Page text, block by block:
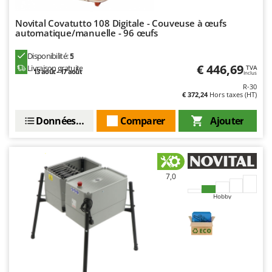
Ribimex
Ripartrak
Ritter
Rossofuoco
Royal Food
Ryobi
S.T.P.
Santos
Sbaraglia
Novital Covatutto 108 Digitale - Couveuse à œufs
automatique/manuelle - 96 œufs
Disponibilité:5
Livraison gratuite
13 août - 17 août € 446,69 TVA
Inclus
R-30
€ 372,24Hors taxes (HT)
Ajouter
Comparer
Données techniques
7,0
Hobby